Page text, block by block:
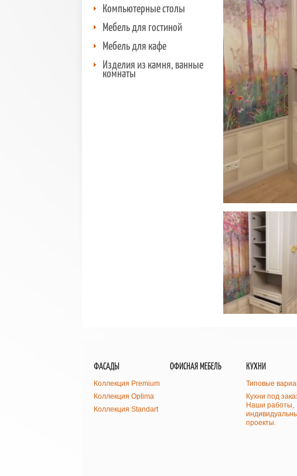
Компьютерные столы
Мебель для гостиной
Мебель для кафе
Изделия из камня, ванные
комнаты
ФАСАДЫ
Коллекция Premium
Коллекция Optima
Коллекция Standart
ОФИСНАЯ МЕБЕЛЬ КУХНИ
Типовые
Кухни под
Наши работы,
проекты.